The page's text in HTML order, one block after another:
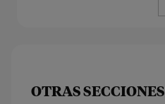
OTRAS SECCIONES